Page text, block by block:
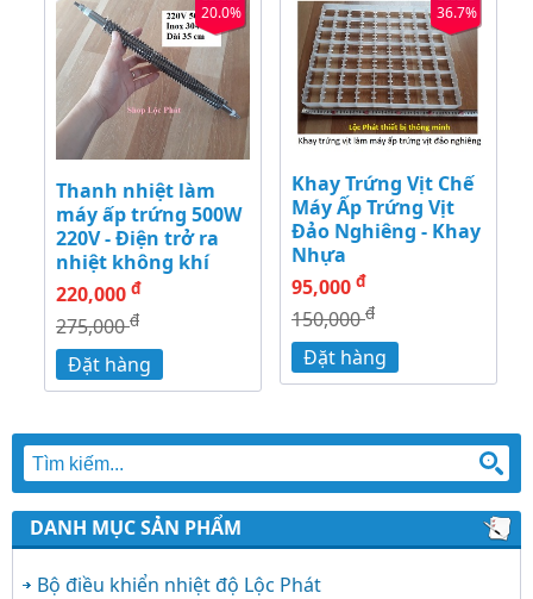
20.0%
Thanh nhiệt làm
máy ấp trứng 500W
220V - Điện trở ra
nhiệt không khí
220,000 đ
275,000đ
Đặt hàng
36.7%
Khay Trứng Vịt Chế
Máy Ấp Trứng Vịt
Đảo Nghiêng - Khay
Nhựa
95,000 đ
150,000đ
Đặt hàng
DANH MỤC SẢN PHẨM
Bộ điều khiển nhiệt độ Lộc Phát